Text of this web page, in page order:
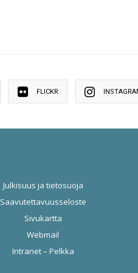
FLICKR
Julkisuus ja tietosuoja
Saavutettavuusseloste
Sivukartta
Webmail
Intranet – Pelkka